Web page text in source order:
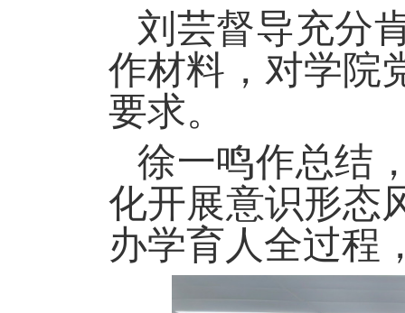
刘芸督导充分
作材料，对学院
要求。
徐一鸣作总结
化开展意识形态
办学育人全过程